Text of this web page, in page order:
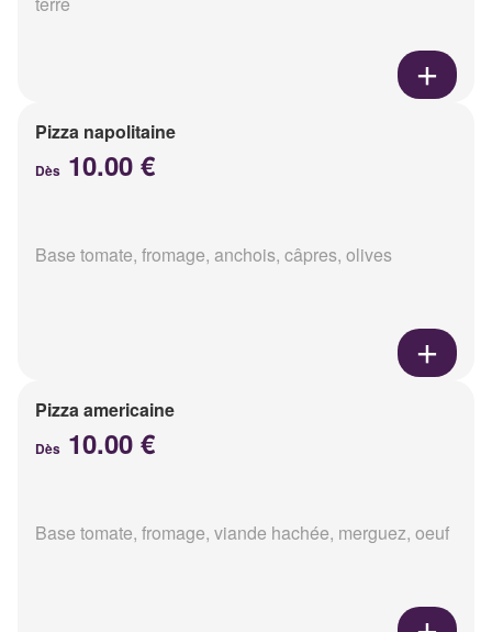
Pizza napolitaine
Dès 10.00 €
Base tomate, fromage, anchois, câpres, olives
Pizza americaine
Dès 10.00 €
Base tomate, fromage, viande hachée, merguez, oeuf